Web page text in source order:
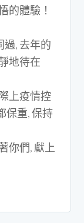
的體驗！
, 去年的
地待在
上疫情控
保重, 保持
你們, 獻上